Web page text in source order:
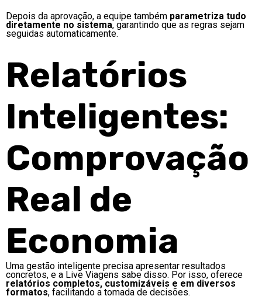
Depois da aprovação, a equipe também parametriza tudo
diretamente no sistema, garantindo que as regras sejam
seguidas automaticamente.
Relatórios
Inteligentes:
Comprovação
Real de
Economia
Uma gestão inteligente precisa apresentar resultados
concretos, e a Live Viagens sabe disso. Por isso, oferece
relatórios completos, customizáveis e em diversos
formatos, facilitando a tomada de decisões.